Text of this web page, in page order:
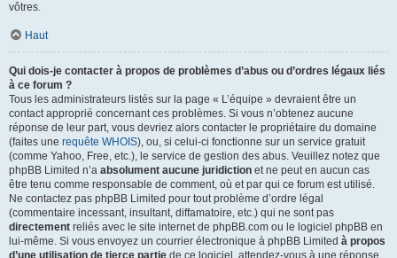
vôtres.
Haut
Qui dois-je contacter à propos de problèmes d’abus ou d’ordres légaux liés
à ce forum ?
Tous les administrateurs listés sur la page « L’équipe » devraient être un
contact approprié concernant ces problèmes. Si vous n’obtenez aucune
réponse de leur part, vous devriez alors contacter le propriétaire du domaine
(faites une requête WHOIS), ou, si celui-ci fonctionne sur un service gratuit
(comme Yahoo, Free, etc.), le service de gestion des abus. Veuillez notez que
phpBB Limited n’a absolument aucune juridiction et ne peut en aucun cas
être tenu comme responsable de comment, où et par qui ce forum est utilisé.
Ne contactez pas phpBB Limited pour tout problème d’ordre légal
(commentaire incessant, insultant, diffamatoire, etc.) qui ne sont pas
directement reliés avec le site internet de phpBB.com ou le logiciel phpBB en
lui-même. Si vous envoyez un courrier électronique à phpBB Limited à propos
d’une utilisation de tierce partie de ce logiciel, attendez-vous à une réponse